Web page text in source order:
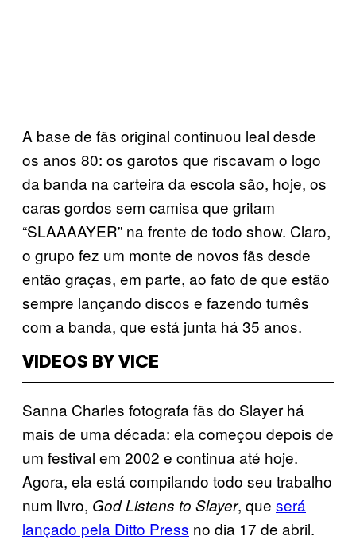
A base de fãs original continuou leal desde
os anos 80: os garotos que riscavam o logo
da banda na carteira da escola são, hoje, os
caras gordos sem camisa que gritam
“SLAAAAYER” na frente de todo show. Claro,
o grupo fez um monte de novos fãs desde
então graças, em parte, ao fato de que estão
sempre lançando discos e fazendo turnês
com a banda, que está junta há 35 anos.
VIDEOS BY VICE
Sanna Charles fotografa fãs do Slayer há
mais de uma década: ela começou depois de
um festival em 2002 e continua até hoje.
Agora, ela está compilando todo seu trabalho
num livro, God Listens to Slayer, que será
lançado pela Ditto Press no dia 17 de abril.